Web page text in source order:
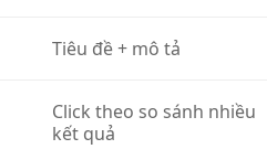
Tiêu đề + mô tả
Click theo so sánh nhiều
kết quả